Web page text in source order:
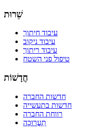
שֵׁרוּת
עיבוד חיתוך
עיבוד ניקוב
עיבוד ריתוך
טיפול פני השטח
חֲדָשׁוֹת
חדשות החברה
חדשות בתעשייה
רווחת החברה
תַעֲרוּכָה